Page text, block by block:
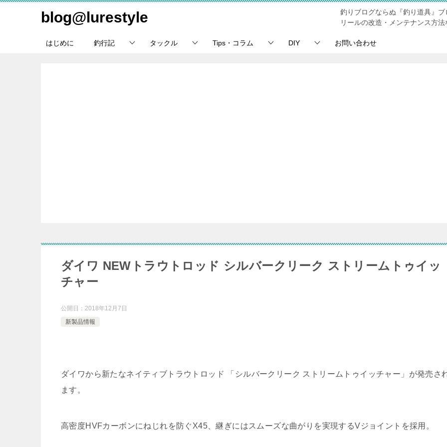
blog@lurestyle
釣りブログならぬ『釣り道具』
リールの改造・メンテナンス方
はじめに 釣行記 タックル Tips・コラム DIY お問い合わせ
ダイワ NEWトラウトロッド シルバークリーク ストリームトゥイッ
チャー
公開日： 2018年12月7日
新製品情報
ダイワから新たなネイティブトラウトロッド 「シルバークリーク ストリームトゥイッチャー」が発売さ
ます。
高密度HVFカーボンにねじれを防ぐX45、継ぎにはスムーズな曲がりを実現するVジョイントを採用。